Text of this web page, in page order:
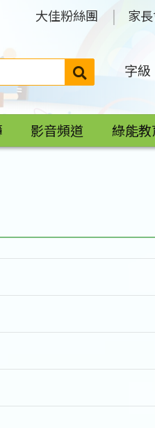
大佳粉絲團 家
搜
字級
影音頻道 綠能教